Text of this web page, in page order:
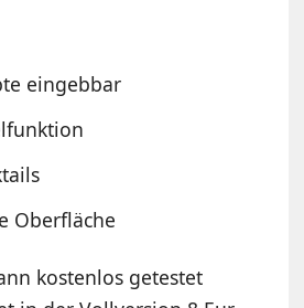
eingebbar
Oberfläche
kostenlos getestet